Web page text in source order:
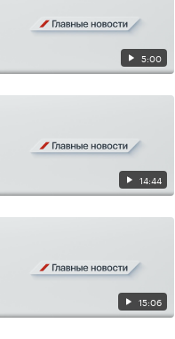
5:00
14:44
15:06